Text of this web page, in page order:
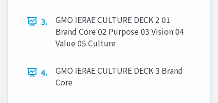
3.
GMO IERAE CULTURE DECK 2 01
Brand Core 02 Purpose 03 Vision 04
Value 05 Culture
4.
GMO IERAE CULTURE DECK 3 Brand
Core